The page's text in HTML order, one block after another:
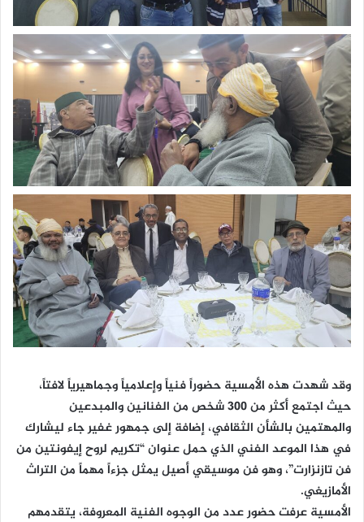
وقد شهدت هذه الأمسية حضوراً فنياً وإعلامياً وجماهيرياً لافتاً،
حيث اجتمع أكثر من 300 شخص من الفنانين والمبدعين
والمهتمين بالشأن الثقافي، إضافة إلى جمهور غفير جاء ليشارك
في هذا الموعد الفني الذي حمل عنوان “تكريم لروح إيفونتين من
فن تازنزارت”، وهو فن موسيقي أصيل يمثل جزءاً مهماً من التراث
الأمازيغي.
الأمسية عرفت حضور عدد من الوجوه الفنية المعروفة، يتقدمهم